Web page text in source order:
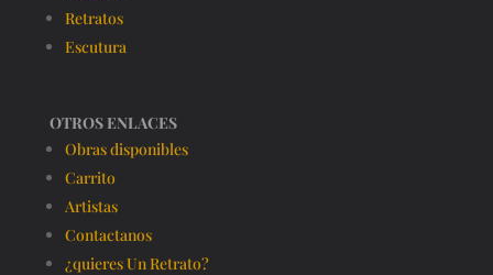
Retratos
Escutura
OTROS ENLACES
Obras disponibles
Carrito
Artistas
Contactanos
¿quieres Un Retrato?